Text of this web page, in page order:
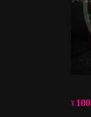
¥ 100